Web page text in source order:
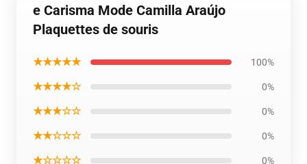
e Carisma Mode Camilla Araújo
Plaquettes de souris
★★★★★ 100%
★★★★☆ 0%
★★★☆☆ 0%
★★☆☆☆ 0%
★☆☆☆☆ 0%